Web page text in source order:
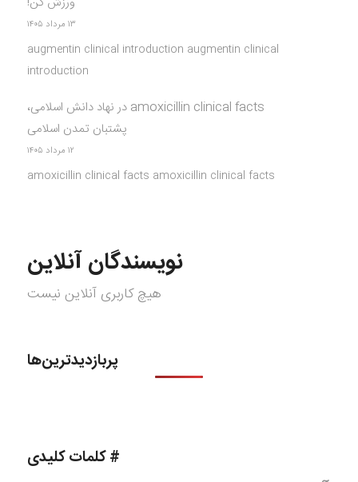
۱۳ مرداد ۱۴۰۵
augmentin clinical introduction augmentin clinical
introduction
amoxicillin clinical facts در نهاد دانش اسلامی،
پشتبان تمدن اسلامی
۱۲ مرداد ۱۴۰۵
amoxicillin clinical facts amoxicillin clinical facts
نویسندگان آنلاین
هیچ کاربری آنلاین نیست
پربازدیدترین‌ها
# کلمات کلیدی